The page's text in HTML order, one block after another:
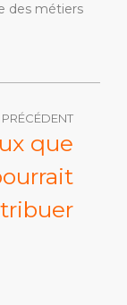
des métiers
que